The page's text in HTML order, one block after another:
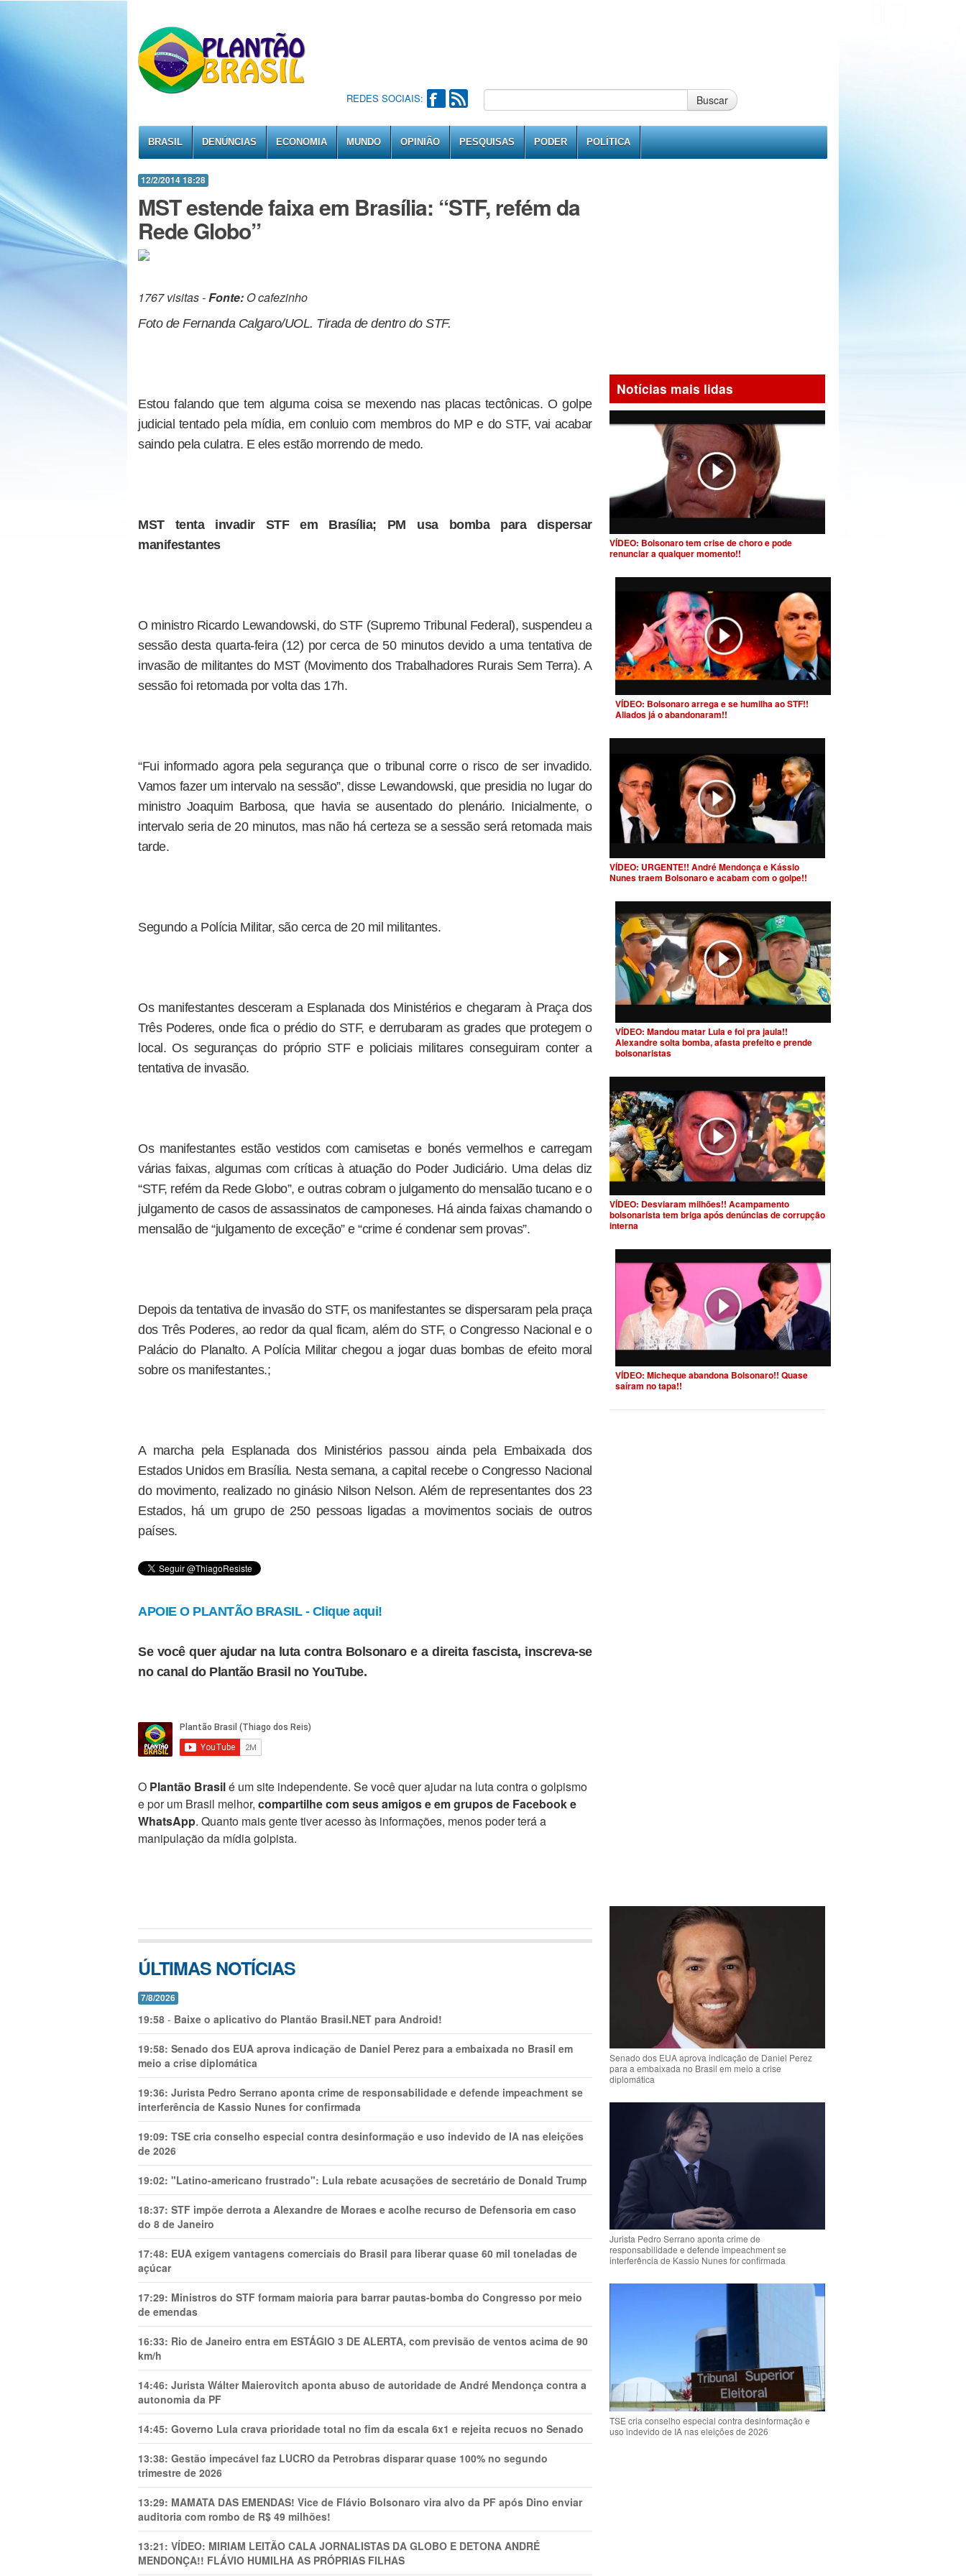
REDES SOCIAIS: Buscar
BRASIL DENÚNCIAS ECONOMIA MUNDO OPINIÃO PESQUISAS PODER POLÍTICA
12/2/2014 18:28
MST estende faixa em Brasília: “STF, refém da
Rede Globo”
1767 visitas -Fonte: O cafezinho
Foto de Fernanda Calgaro/UOL. Tirada de dentro do STF.
Estou falando que tem alguma coisa se mexendo nas placas tectônicas. O golpe
judicial tentado pela mídia, em conluio com membros do MP e do STF, vai acabar
saindo pela culatra. E eles estão morrendo de medo.
MST tenta invadir STF em Brasília; PM usa bomba para dispersar
manifestantes
O ministro Ricardo Lewandowski, do STF (Supremo Tribunal Federal), suspendeu a
sessão desta quarta-feira (12) por cerca de 50 minutos devido a uma tentativa de
invasão de militantes do MST (Movimento dos Trabalhadores Rurais Sem Terra). A
sessão foi retomada por volta das 17h.
“Fui informado agora pela segurança que o tribunal corre o risco de ser invadido.
Vamos fazer um intervalo na sessão”, disse Lewandowski, que presidia no lugar do
ministro Joaquim Barbosa, que havia se ausentado do plenário. Inicialmente, o
intervalo seria de 20 minutos, mas não há certeza se a sessão será retomada mais
tarde.
Segundo a Polícia Militar, são cerca de 20 mil militantes.
Os manifestantes desceram a Esplanada dos Ministérios e chegaram à Praça dos
Três Poderes, onde fica o prédio do STF, e derrubaram as grades que protegem o
local. Os seguranças do próprio STF e policiais militares conseguiram conter a
tentativa de invasão.
Os manifestantes estão vestidos com camisetas e bonés vermelhos e carregam
várias faixas, algumas com críticas à atuação do Poder Judiciário. Uma delas diz
“STF, refém da Rede Globo”, e outras cobram o julgamento do mensalão tucano e o
julgamento de casos de assassinatos de camponeses. Há ainda faixas chamando o
mensalão de “julgamento de exceção” e “crime é condenar sem provas”.
Depois da tentativa de invasão do STF, os manifestantes se dispersaram pela praça
dos Três Poderes, ao redor da qual ficam, além do STF, o Congresso Nacional e o
Palácio do Planalto. A Polícia Militar chegou a jogar duas bombas de efeito moral
sobre os manifestantes.;
A marcha pela Esplanada dos Ministérios passou ainda pela Embaixada dos
Estados Unidos em Brasília. Nesta semana, a capital recebe o Congresso Nacional
do movimento, realizado no ginásio Nilson Nelson. Além de representantes dos 23
Estados, há um grupo de 250 pessoas ligadas a movimentos sociais de outros
países.
APOIE O PLANTÃO BRASIL - Clique aqui!
Se você quer ajudar na luta contra Bolsonaro e a direita fascista, inscreva-se
no canal do Plantão Brasil no YouTube.
O Plantão Brasilé um site independente. Se você quer ajudar na luta contra o golpismo
e por um Brasil melhor, compartilhe com seus amigos e em grupos de Facebook e
WhatsApp. Quanto mais gente tiver acesso às informações, menos poder terá a
manipulação da mídia golpista.
ÚLTIMAS NOTÍCIAS
7/8/2026
19:58 - Baixe o aplicativo do Plantão Brasil.NET para Android!
19:58: Senado dos EUA aprova indicação de Daniel Perez para a embaixada no Brasil em
meio a crise diplomática
19:36: Jurista Pedro Serrano aponta crime de responsabilidade e defende impeachment se
interferência de Kassio Nunes for confirmada
19:09: TSE cria conselho especial contra desinformação e uso indevido de IA nas eleições
de 2026
19:02: "Latino-americano frustrado": Lula rebate acusações de secretário de Donald Trump
18:37: STF impõe derrota a Alexandre de Moraes e acolhe recurso de Defensoria em caso
do 8 de Janeiro
17:48: EUA exigem vantagens comerciais do Brasil para liberar quase 60 mil toneladas de
açúcar
17:29: Ministros do STF formam maioria para barrar pautas-bomba do Congresso por meio
de emendas
16:33: Rio de Janeiro entra em ESTÁGIO 3 DE ALERTA, com previsão de ventos acima de 90
km/h
14:46: Jurista Wálter Maierovitch aponta abuso de autoridade de André Mendonça contra a
autonomia da PF
14:45: Governo Lula crava prioridade total no fim da escala 6x1 e rejeita recuos no Senado
13:38: Gestão impecável faz LUCRO da Petrobras disparar quase 100% no segundo
trimestre de 2026
13:29: MAMATA DAS EMENDAS! Vice de Flávio Bolsonaro vira alvo da PF após Dino enviar
auditoria com rombo de R$ 49 milhões!
13:21: VÍDEO: MIRIAM LEITÃO CALA JORNALISTAS DA GLOBO E DETONA ANDRÉ
MENDONÇA!! FLÁVIO HUMILHA AS PRÓPRIAS FILHAS
Notícias mais lidas
VÍDEO: Bolsonaro tem crise de choro e pode
renunciar a qualquer momento!!
VÍDEO: Bolsonaro arrega e se humilha ao STF!!
Aliados já o abandonaram!!
VÍDEO: URGENTE!! André Mendonça e Kássio
Nunes traem Bolsonaro e acabam com o golpe!!
VÍDEO: Mandou matar Lula e foi pra jaula!!
Alexandre solta bomba, afasta prefeito e prende
bolsonaristas
VÍDEO: Desviaram milhões!! Acampamento
bolsonarista tem briga após denúncias de corrupção
interna
VÍDEO: Micheque abandona Bolsonaro!! Quase
saíram no tapa!!
Senado dos EUA aprova indicação de Daniel Perez
para a embaixada no Brasil em meio a crise
diplomática
Jurista Pedro Serrano aponta crime de
responsabilidade e defende impeachment se
interferência de Kassio Nunes for confirmada
TSE cria conselho especial contra desinformação e
uso indevido de IA nas eleições de 2026